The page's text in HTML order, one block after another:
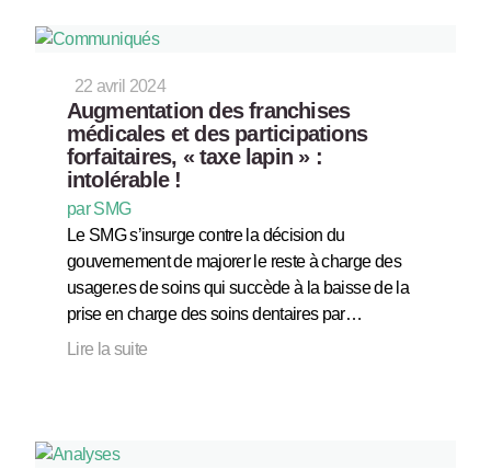
22 avril 2024
Augmentation des franchises
médicales et des participations
forfaitaires, « taxe lapin » :
intolérable !
par SMG
Le SMG s’insurge contre la décision du
gouvernement de majorer le reste à charge des
usager.es de soins qui succède à la baisse de la
prise en charge des soins dentaires par…
Lire la suite